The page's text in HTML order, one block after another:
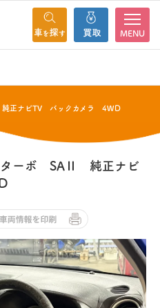
MENU
正ナビTV バックカメラ 4WD
ーボ SAⅡ 純正ナビ